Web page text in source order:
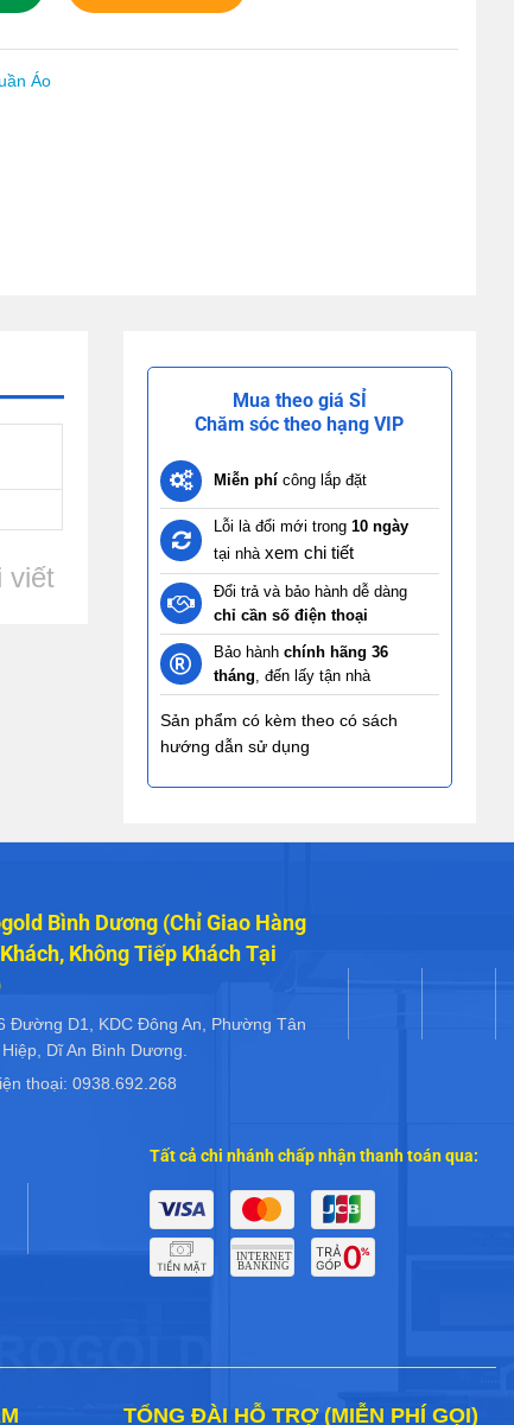
Áo
viết
Mua theo giá SỈ
Chăm sóc theo hạng VIP
Miễn phícông lắp đặt
Lỗi là đổi mới trong 10 ngày
tại nhà xem chi tiết
Đổi trả và bảo hành dễ dàng
chỉ cần số điện thoại
Bảo hành chính hãng 36
tháng , đến lấy tận nhà
Sản phẩm có kèm theo có sách
hướng dẫn sử dụng
Bình Dương (Chỉ Giao Hàng
Không Tiếp Khách Tại
Đường D1, KDC Đông An, Phường Tân
Dĩ An Bình Dương.
thoại: 0938.692.268
Tất cả chi nhánh chấp nhận thanh toán qua:
TỔNG ĐÀI HỖ TRỢ (MIỄN PHÍ GỌI)